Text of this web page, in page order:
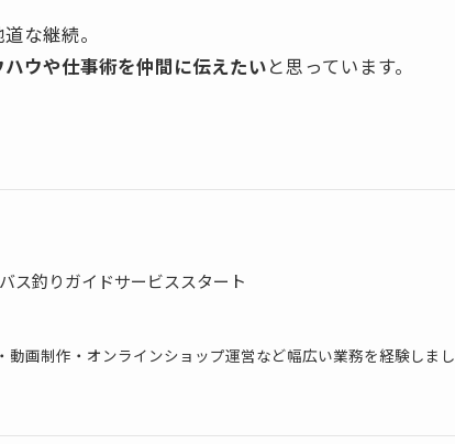
な継続。
ウや仕事術を仲間に伝えたいと思っています。
ス釣りガイドサービススタート
画制作・オンラインショップ運営など幅広い業務を経験しまし